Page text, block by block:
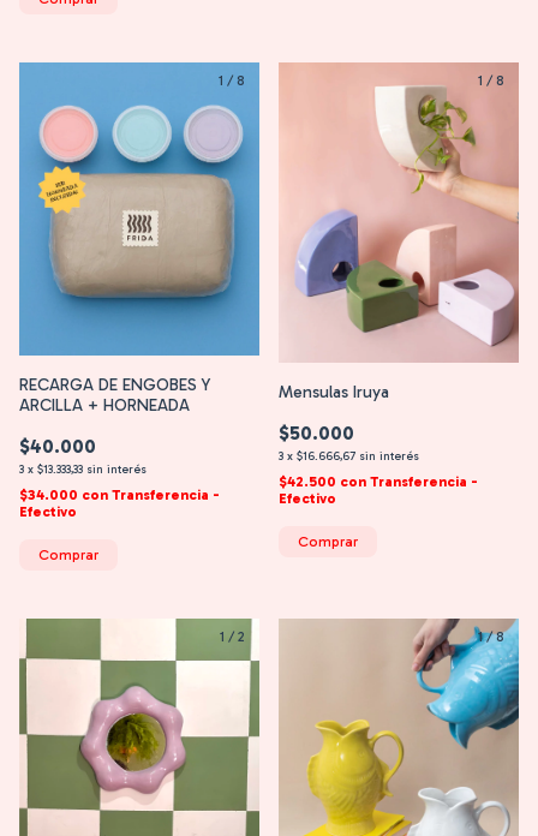
1 / 8
RECARGA DE ENGOBES Y
ARCILLA + HORNEADA
$40.000
3 x $13.333,33 sin interés
$34.000 con Transferencia -
Efectivo
Comprar
1 /8
Mensulas Iruya
$50.000
3 x $16.666,67 sin interés
$42.500 con Transferencia -
Efectivo
Comprar
1 / 2 1/8